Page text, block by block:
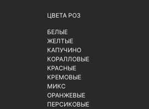
ЦВЕТА РОЗ
БЕЛЫЕ
ЖЕЛТЫЕ
КАПУЧИНО
КОРАЛЛОВЫЕ
КРАСНЫЕ
КРЕМОВЫЕ
МИКС
ОРАНЖЕВЫЕ
ПЕРСИКОВЫЕ